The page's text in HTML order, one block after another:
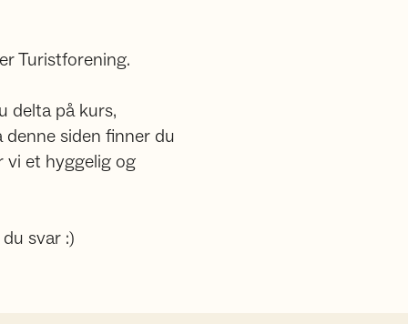
Turistforening.
delta på kurs,
siden finner du
vi et hyggelig og
svar :)